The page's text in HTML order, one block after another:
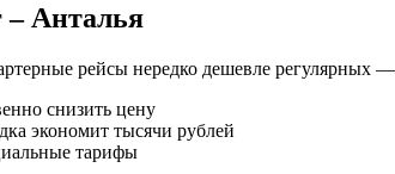
– Анталья
рейсы нередко дешевле регулярных
снизить цену
экономит тысячи рублей
тарифы